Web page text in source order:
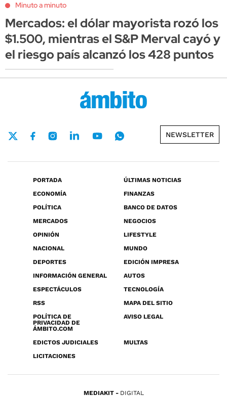
Minuto a minuto
Mercados: el dólar mayorista rozó los
$1.500, mientras el S&P Merval cayó y
el riesgo país alcanzó los 428 puntos
NEWSLETTER
PORTADA
ÚLTIMAS NOTICIAS
ECONOMÍA
FINANZAS
POLÍTICA
BANCO DE DATOS
MERCADOS
NEGOCIOS
OPINIÓN
LIFESTYLE
NACIONAL
MUNDO
DEPORTES
EDICIÓN IMPRESA
INFORMACIÓN GENERAL
AUTOS
ESPECTÁCULOS
TECNOLOGÍA
RSS
MAPA DEL SITIO
POLÍTICA DE
PRIVACIDAD DE
ÁMBITO.COM
AVISO LEGAL
EDICTOS JUDICIALES
MULTAS
LICITACIONES
MEDIAKIT DIGITAL